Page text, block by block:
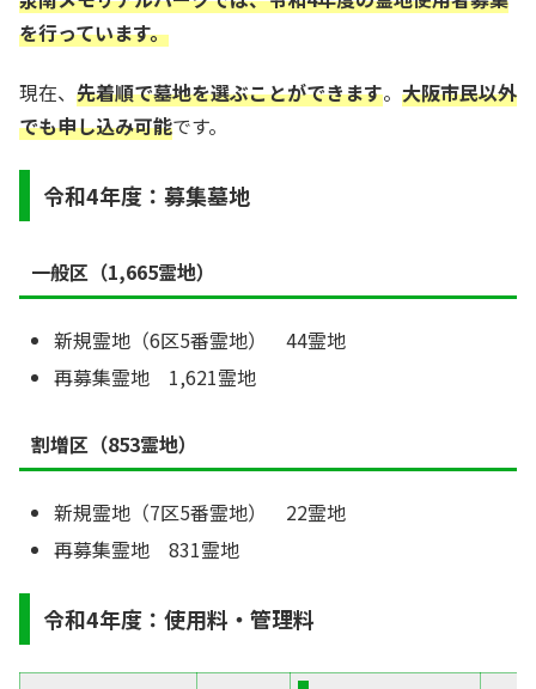
を行っています。
現在、 先着順で墓地を選ぶことができます。 大阪市民以外
でも申し込み可能です。
令和4年度：募集墓地
一般区（1,665霊地）
新規霊地（6区5番霊地） 44霊地
再募集霊地 1,621霊地
割増区（853霊地）
新規霊地（7区5番霊地） 22霊地
再募集霊地 831霊地
令和4年度：使用料・管理料